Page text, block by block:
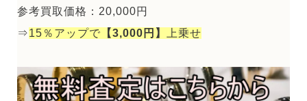
参考買取価格：20,000円
⇒15％アップで 【3,000円】 上乗せ